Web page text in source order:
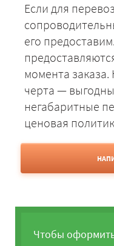
Если для
его
момента
черта —
негабаритные
ценовая
Чтобы